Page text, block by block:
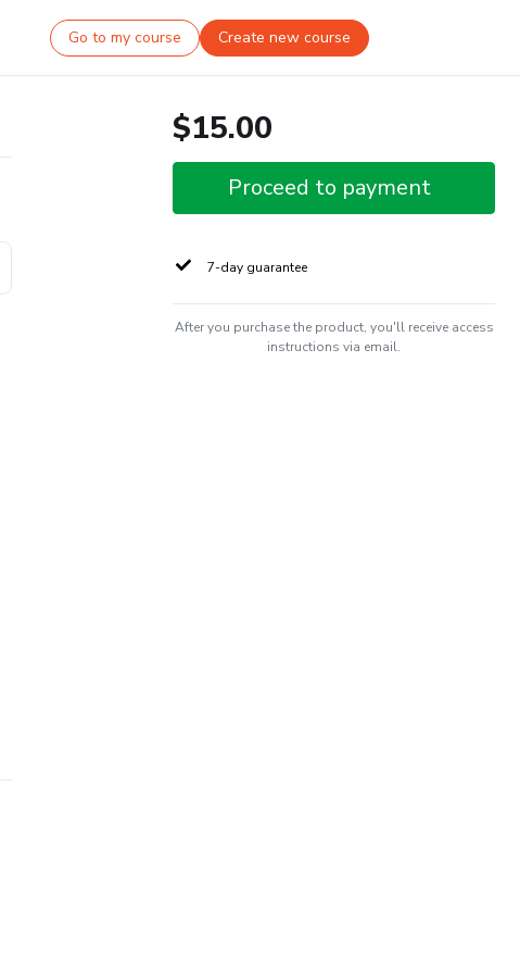
Go to my course Create new course
$15.00
Proceed to payment
7-day guarantee
After you purchase the product, you'll receive access
instructions via email.